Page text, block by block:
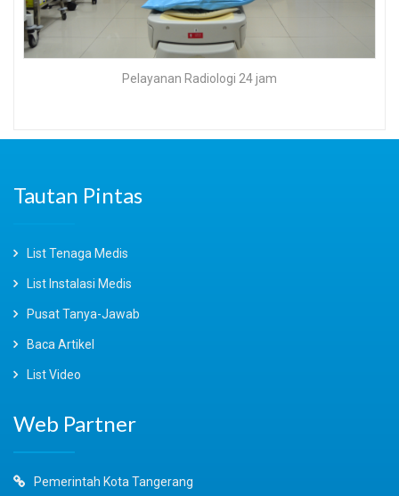
Pelayanan Radiologi 24 jam
Tautan Pintas
List Tenaga Medis
List Instalasi Medis
Pusat Tanya-Jawab
Baca Artikel
List Video
Web Partner
Pemerintah Kota Tangerang